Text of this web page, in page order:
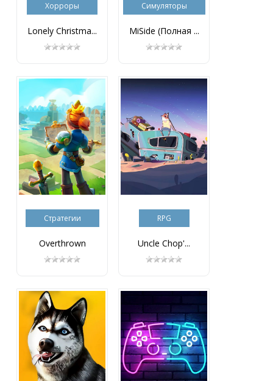
Хорроры
Lonely Christma...
Симуляторы
MiSide (Полная ...
Стратегии
Overthrown
RPG
Uncle Chop'...